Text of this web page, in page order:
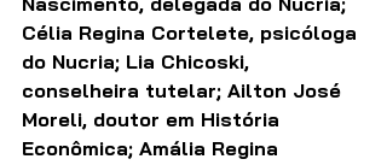
Célia Regina Cortelete, psicóloga
do Nucria; Lia Chicoski,
conselheira tutelar; Ailton José
Moreli, doutor em História
Econômica; Amália Regina